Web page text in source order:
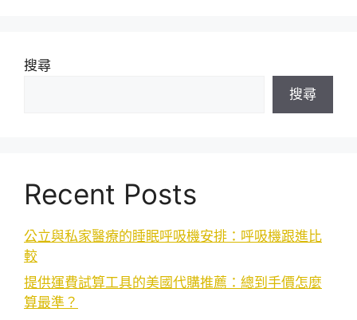
搜尋
搜尋
Recent Posts
公立與私家醫療的睡眠呼吸機安排：呼吸機跟進比
較
提供運費試算工具的美國代購推薦：總到手價怎麼
算最準？